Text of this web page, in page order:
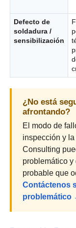
Defecto de
soldadura /
sensibilización
¿No está
afrontando?
El modo de
inspección y
Consulting
problemático
probable que
Contáctenos
problemático